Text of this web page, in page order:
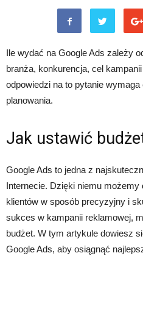
Ile wydać na Google Ads zależy
branża, konkurencja, cel
odpowiedzi na to pytanie wymaga
planowania.
Jak ustawić
Google Ads to jedna z
Internecie. Dzięki niemu
klientów w sposób precyzyjny i
sukces w kampanii reklamowej,
budżet. W tym artykule dowiesz
Google Ads, aby osiągnąć